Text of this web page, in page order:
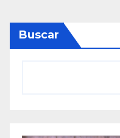
Buscar